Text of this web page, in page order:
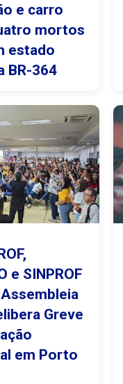
e carro
mortos
estado
BR-364
e SINPROF
Greve
em Porto